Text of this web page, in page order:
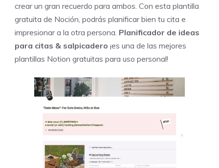
crear un gran recuerdo para ambos. Con esta plantilla
gratuita de Noción, podrás planificar bien tu cita e
impresionar a la otra persona. Planificador de ideas
para citas & salpicadero ¡es una de las mejores
plantillas Notion gratuitas para uso personal!